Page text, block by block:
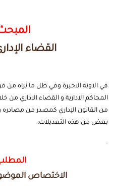
المبحث
القضاء
في الاونة الاخيرة وفي ظل ما نراه من
المحاكم الادارية و القضاء الاداري من
من القانون الإداري كمصدر من مصادره
بعض من هذه التعديلات:
.
الاختصاص